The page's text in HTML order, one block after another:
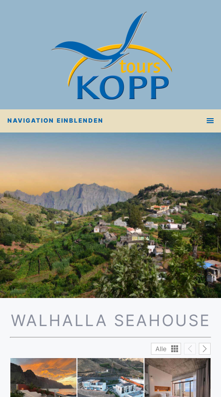
NAVIGATION EINBLENDEN
WALHALLA SEAHOUSE
Alle